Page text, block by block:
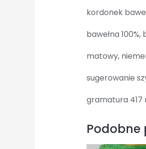
kordonek
bawełna 100%,
matowy,
sugerowanie
gramatura